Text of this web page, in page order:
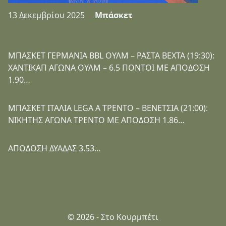
13 Δεκεμβρίου 2025 Μπάσκετ
ΜΠΑΣΚΕΤ ΓΕΡΜΑΝΙΑ BBL ΟΥΛΜ – ΡΑΣΤΑ ΒΕΧΤΑ (19:30):
ΧΑΝΤΙΚΑΠ ΑΓΩΝΑ ΟΥΛΜ – 6.5 ΠΟΝΤΟΙ ΜΕ ΑΠΟΔΟΣΗ
1.90…
ΜΠΑΣΚΕΤ ΙΤΑΛΙΑ LEGA A ΤΡΕΝΤΟ – ΒΕΝΕΤΣΙΑ (21:00):
ΝΙΚΗΤΗΣ ΑΓΩΝΑ ΤΡΕΝΤΟ ΜΕ ΑΠΟΔΟΣΗ 1.86…
ΑΠΟΔΟΣΗ ΔΥΑΔΑΣ 3.53…
© 2026 - Στο Κουρμπέτι